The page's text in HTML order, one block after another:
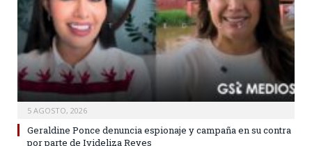
5 AGOSTO, 2026
Geraldine Ponce denuncia espionaje y campaña en su contra
por parte de Ivideliza Reyes